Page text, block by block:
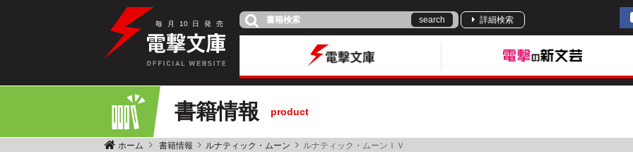
毎 月 10 日 発 売 search 詳細検索
書籍情報 product
ホーム 書籍情報 ルナティック・ムーン ルナティック・ムーンＩＶ